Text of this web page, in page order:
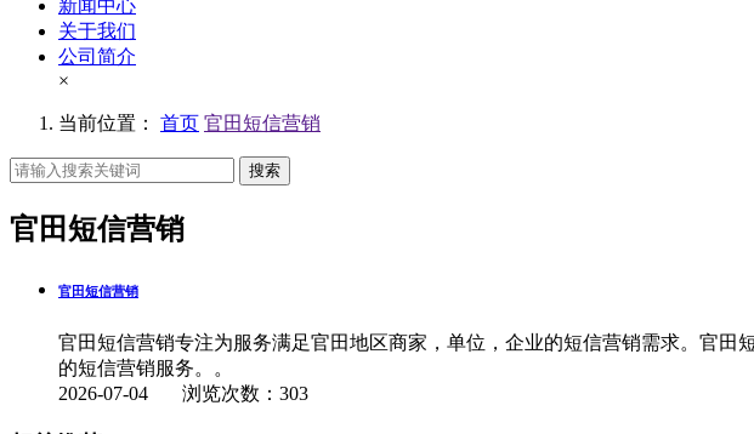
新闻中心
关于我们
公司简介
×
当前位置： 首页 官田短信营销
搜索
官田短信营销
官田短信营销
官田短信营销专注为服务满足官田地区商家，单位，企业的短信营销需求。官
的短信营销服务。。
2026-07-04 浏览次数：303